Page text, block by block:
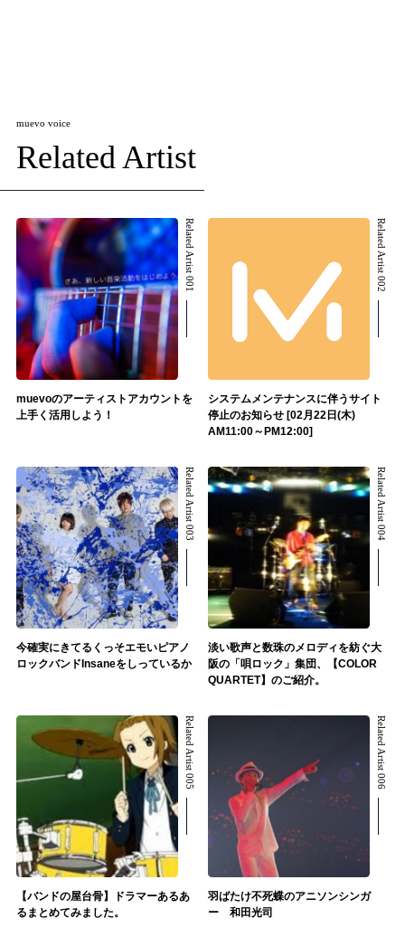
muevo voice
Related Artist
Related Artist 001
muevoのアーティストアカウントを
上手く活用しよう！
Related Artist 002
システムメンテナンスに伴うサイト
停止のお知らせ [02月22日(木)
AM11:00～PM12:00]
Related Artist 003
今確実にきてるくっそエモいピアノ
ロックバンドInsaneをしっているか
Related Artist 004
淡い歌声と数珠のメロディを紡ぐ大
阪の「唄ロック」集団、【COLOR
QUARTET】のご紹介。
Related Artist 005
【バンドの屋台骨】ドラマーあるあ
るまとめてみました。
Related Artist 006
羽ばたけ不死蝶のアニソンシンガ
ー 和田光司